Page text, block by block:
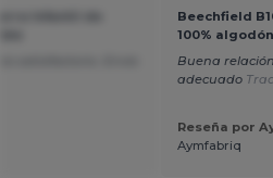
Beechfield
100% algodón
Buena
adecuado
Reseña por
Aymfabriq